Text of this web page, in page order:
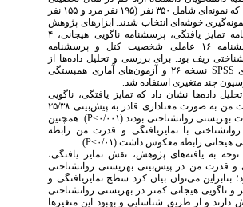
۹۶-۱۳۹۵ بودند، که نمونه­‌ای شامل ۳۵۰ نفر (۱۹۵ نفر مرد و ۱۵۵ نفر
خوشه‌­ای انتخاب شدند. ابزارهای پژوهش
شامل پرسشنامه تمایز یافتگی، پرسشنامه ناگویی هیجانی، ۴
عامل از پرسشنامه ۱۶ عاملی شخصیت کتل و پرسشنامه
ریف بود. برای بررسی و تحلیل داده­‌ها از
SPSS
نسخه ۲۶ و آزمون­‌های آماری همبستگی
چند متغیری استفاده شد.
داده‌­ها نشان داد که تمایز یافتگی، ناگویی
هیجانی و قدرت من به صورت معناداری قادر به پیش‌­بینی ۲۵/۳۸
روانشناختی بودند (۰/۰۰۱>
P). همچنین
با تمایزیافتگی و قدرت من رابطه
هیجانی رابطه معکوس داشت (۰/۰۱>
P
).
به یافته­‌های پژوهش، نقش تمایز یافتگی،
و قدرت من در پیش­‌بینی بهزیستی روانشناختی
بنابراین می­‌توان بیان کرد سطح تمایزیافتگی و
و ناگویی هیجانی کمتر در بهزیستی روانشناختی
و از طریق شناسایی و بهبود این متغیرها